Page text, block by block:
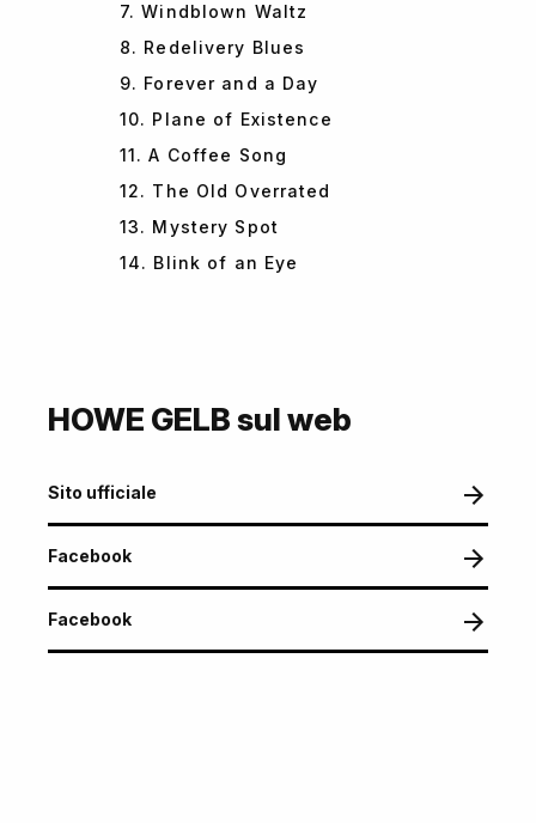
7. Windblown Waltz
8. Redelivery Blues
9. Forever and a Day
10. Plane of Existence
11. A Coffee Song
12. The Old Overrated
13. Mystery Spot
14. Blink of an Eye
HOWE GELB sul web
Sito ufficiale
Facebook
Facebook